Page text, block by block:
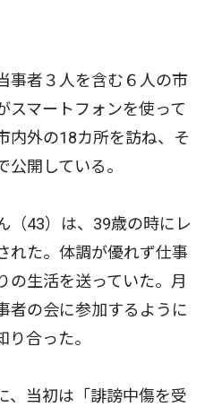
者３人を含む６人の市
スマートフォンを使って
内外の18カ所を訪ね、そ
開している。
43）は、39歳の時にレ
れた。体調が優れず仕事
の生活を送っていた。月
者の会に参加するように
合った。
当初は「誹謗中傷を受